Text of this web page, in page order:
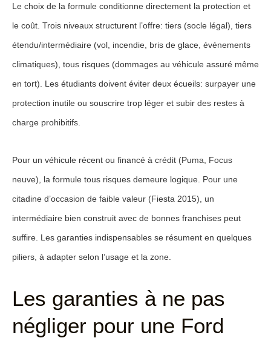
Le choix de la formule conditionne directement la protection et
le coût. Trois niveaux structurent l’offre: tiers (socle légal), tiers
étendu/intermédiaire (vol, incendie, bris de glace, événements
climatiques), tous risques (dommages au véhicule assuré même
en tort). Les étudiants doivent éviter deux écueils: surpayer une
protection inutile ou souscrire trop léger et subir des restes à
charge prohibitifs.
Pour un véhicule récent ou financé à crédit (Puma, Focus
neuve), la formule tous risques demeure logique. Pour une
citadine d’occasion de faible valeur (Fiesta 2015), un
intermédiaire bien construit avec de bonnes franchises peut
suffire. Les garanties indispensables se résument en quelques
piliers, à adapter selon l’usage et la zone.
Les garanties à ne pas
négliger pour une Ford